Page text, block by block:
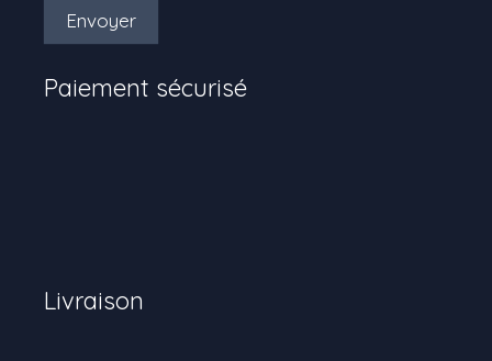
Envoyer
Paiement sécurisé
Livraison